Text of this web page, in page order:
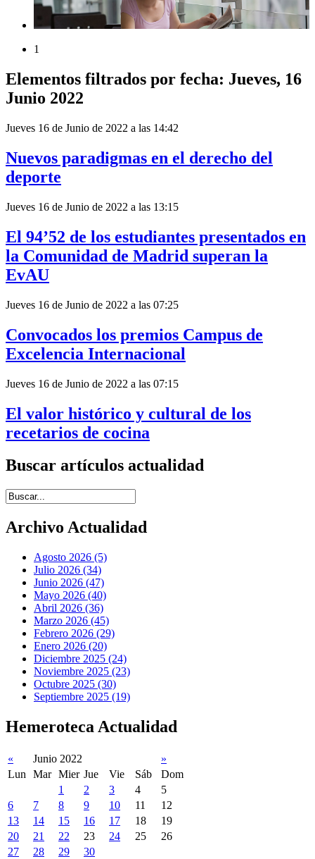
1
Elementos filtrados por fecha: Jueves, 16
Junio 2022
Jueves 16 de Junio de 2022 a las 14:42
Nuevos paradigmas en el derecho del
deporte
Jueves 16 de Junio de 2022 a las 13:15
El 94’52 de los estudiantes presentados en
la Comunidad de Madrid superan la
EvAU
Jueves 16 de Junio de 2022 a las 07:25
Convocados los premios Campus de
Excelencia Internacional
Jueves 16 de Junio de 2022 a las 07:15
El valor histórico y cultural de los
recetarios de cocina
Buscar artículos actualidad
Introduce términos de búsqueda
Archivo Actualidad
Agosto 2026 (5)
Julio 2026 (34)
Junio 2026 (47)
Mayo 2026 (40)
Abril 2026 (36)
Marzo 2026 (45)
Febrero 2026 (29)
Enero 2026 (20)
Diciembre 2025 (24)
Noviembre 2025 (23)
Octubre 2025 (30)
Septiembre 2025 (19)
Hemeroteca Actualidad
« Junio 2022
»
Lun
Mar Mier Jue Vie Sáb
Dom
1
2 3 4
5
6
7 8 9 10 11
12
13
14 15 16 17 18
19
20
21 22 23 24 25
26
27
28 29 30